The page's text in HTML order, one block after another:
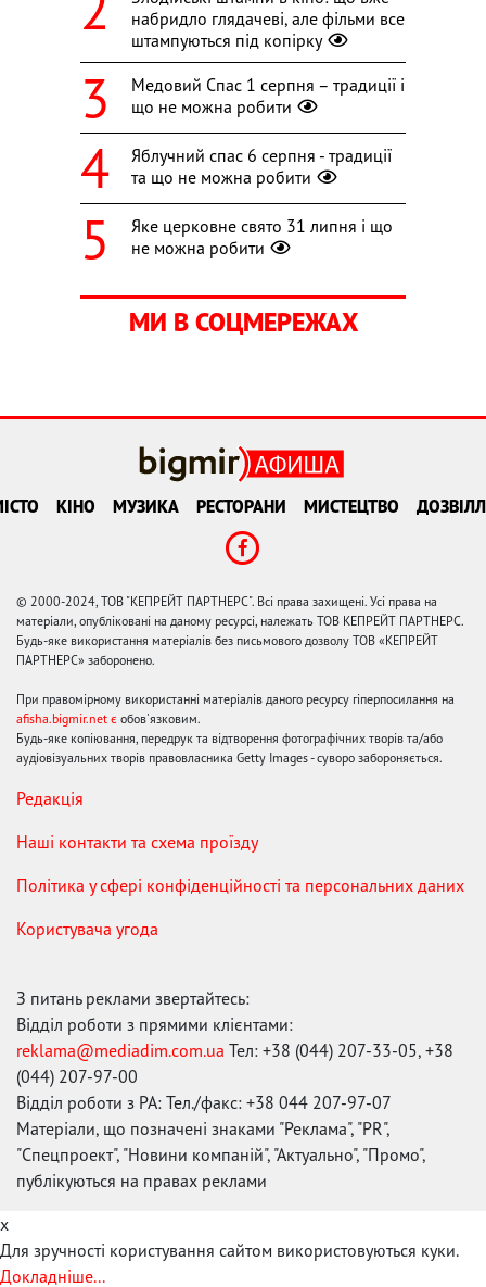
набридло глядачеві, але фільми все
штампуються під копірку
Медовий Спас 1 серпня – традиції і
що не можна робити
Яблучний спас 6 серпня - традиції
та що не можна робити
Яке церковне свято 31 липня і що
не можна робити
МИ В СОЦМЕРЕЖАХ
КІНО МУЗИКА РЕСТОРАНИ МИСТЕЦТВО
© 2000-2024, ТОВ "КЕПРЕЙТ ПАРТНЕРС". Всі права захищені. Усі права на
матеріали, опубліковані на даному ресурсі, належать ТОВ КЕПРЕЙТ ПАРТНЕРС.
Будь-яке використання матеріалів без письмового дозволу ТОВ «КЕПРЕЙТ
ПАРТНЕРС» заборонено.
При правомірному використанні матеріалів даного ресурсу гіперпосилання на
afisha.bigmir.net є обов'язковим.
Будь-яке копіювання, передрук та відтворення фотографічних творів та/або
аудіовізуальних творів правовласника Getty Images - суворо забороняється.
Редакція
Наші контакти та схема проїзду
Політика у сфері конфіденційності та персональних даних
Користувача угода
З питань реклами звертайтесь:
Відділ роботи з прямими клієнтами:
reklama@mediadim.com.ua Тел: +38 (044) 207-33-05, +38
(044) 207-97-00
Відділ роботи з РА: Тел./факс: +38 044 207-97-07
Матеріали, що позначені знаками "Реклама", "PR",
"Спецпроект", "Новини компаній", "Актуально", "Промо",
публікуються на правах реклами
x
Для зручності користування сайтом використовуються куки.
Докладніше...